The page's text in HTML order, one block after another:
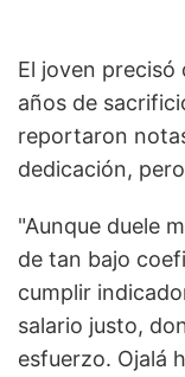
El joven
años de
reportaron
dedicación,
"Aunque duele
de tan bajo
cumplir
salario justo,
esfuerzo. Ojalá